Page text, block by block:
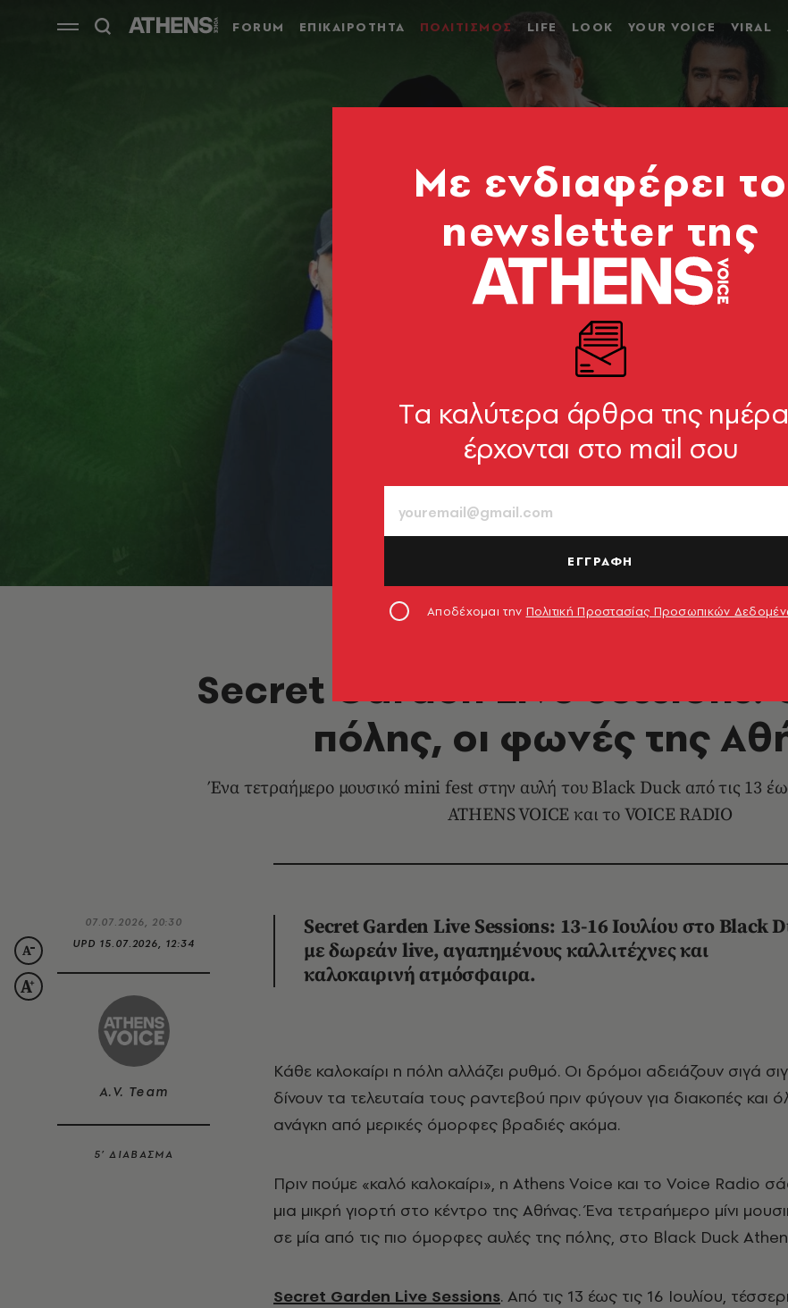
FORUM ΕΠΙΚΑΙΡΟΤΗΤΑ ΠΟΛΙΤΙΣΜΟΣ LIFE LOOK YOUR VOICE VIRAL
Secret Garden Live Sessions:
πόλης, οι φωνές της
Ένα τετραήμερο μουσικό mini fest στην αυλή του Black Duck από τις 13
ATHENS VOICE και το VOICE RADIO
07.07.2026, 20:30
UPD 15.07.2026, 12:34
A.V. Team
5’ ΔΙΑΒΑΣΜΑ
Secret Garden Live Sessions: 13-16 Ιουλίου στο Black
με δωρεάν live, αγαπημένους καλλιτέχνες και
καλοκαιρινή ατμόσφαιρα.
Κάθε καλοκαίρι η πόλη αλλάζει ρυθμό. Οι δρόμοι αδειάζουν σιγά σιγά, οι παρέες
δίνουν τα τελευταία τους ραντεβού πριν φύγουν για διακοπές και
ανάγκη από μερικές όμορφες βραδιές ακόμα.
Πριν πούμε «καλό καλοκαίρι», η Athens Voice και το Voice Radio
μια μικρή γιορτή στο κέντρο της Αθήνας. Ένα τετραήμερο μίνι
σε μία από τις πιο όμορφες αυλές της πόλης, στο Black Duck
Secret Garden Live Sessions. Από τις 13 έως τις 16 Ιουλίου,
Mε ενδιαφέρει το
newsletter της
Tα καλύτερα άρθρα της
έρχονται στο mail σου
ΕΓΓΡΑΦΗ
Αποδέχομαι την Πολιτική Προστασίας Προσωπικών